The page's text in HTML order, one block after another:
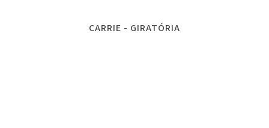
CARRIE - GIRATÓRIA